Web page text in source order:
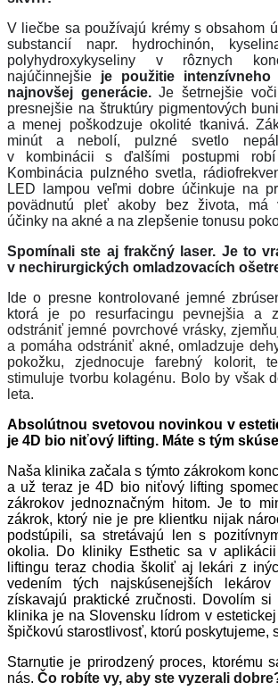
V liečbe sa používajú krémy s obsahom
substancií napr. hydrochinón,
polyhydroxykyseliny v rôznych
najúčinnejšie
je použitie
najnovšej generácie. Je šetrnejšie
presnejšie na štruktúry pigmentových
a menej poškodzuje okolité tkanivá.
minút a nebolí, pulzné svetlo
v kombinácii s ďalšími postupmi robí
Kombinácia pulzného svetla,
LED lampou veľmi dobre účinkuje na
povädnutú pleť akoby bez života, má
účinky na akné a na zlepšenie tonusu
Spomínali ste aj frakčný laser. Je to
v nechirurgických omladzovacích
Ide o presne kontrolované jemné
ktorá je po resurfacingu pevnejšia a
odstrániť jemné povrchové vrásky,
a pomáha odstrániť akné, omladzuje
pokožku, zjednocuje farebný kolorit,
stimuluje tvorbu kolagénu. Bolo by však
leta.
Absolútnou svetovou novinkou v
je 4D bio niťový lifting. Máte s tým
Naša klinika začala s týmto zákrokom
a už teraz je 4D bio niťový lifting
zákrokov jednoznačným hitom. Je to
zákrok, ktorý nie je pre klientku nijak
podstúpili, sa stretávajú len s
okolia. Do kliniky Esthetic sa v
liftingu teraz chodia školiť aj lekári z
vedením tých najskúsenejších
získavajú praktické zručnosti. Dovolím si
klinika je na Slovensku lídrom v
špičkovú starostlivosť, ktorú poskytujeme,
Starnutie je prirodzený proces, ktorému
nás. Čo robíte vy, aby ste vyzerali